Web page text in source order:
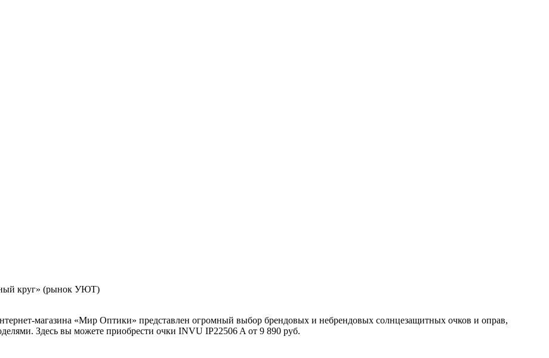
круг» (рынок УЮТ)
магазина «Мир Оптики» представлен огромный выбор брендовых и небрендовых солнцезащитных очков и оправ,
Здесь вы можете приобрести очки INVU IP22506 A от 9 890 руб.